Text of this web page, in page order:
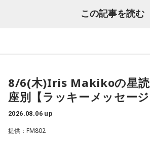
インドネシアを代表するシンガーソング
Spotifyの月間リスナー数は1,700万人を
スはインドネシアで最も再生されている
りとなっています。全楽曲の総再生回数
突破しており、彼の音楽がいかに聴き手
を物語っています。
人生を重く考えすぎず、みんなのテンシ
【DJ中島ヒロト】
日本でも伸ばそうとしてますね〜気にな
●そんなFadil Camuiに インドネシアの
- * - * - * - * - * - * - * - * - * - * - * - * -
おうし座のアナタ：財布周りを軽くする
この記事を読む
8/6(木)Iris Makikoの星読
座別【ラッキーメッセージ
2026.08.06 up
提供：FM802